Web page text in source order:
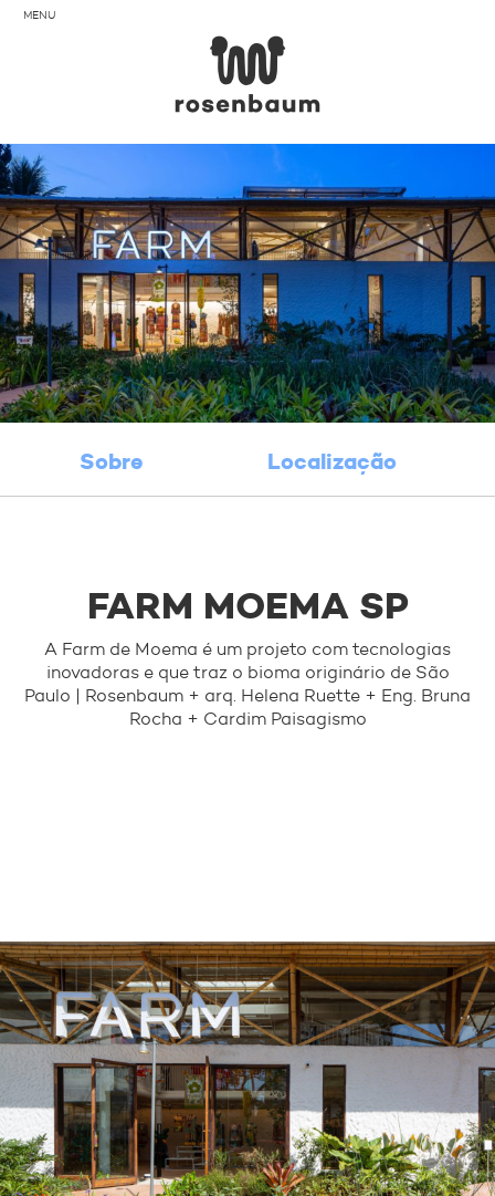
MENU
HOME
+
O ESCRITÓRIO
SOBRE
EQUIPE
PRÊMIOS
PALESTRAS E WORKSHOPS
PROJETOS
DESIGN
CONTATO
FALE CONOSCO
+
Sobre Localização
FARM MOEMA SP
A Farm de Moema é um projeto com tecnologias
inovadoras e que traz o bioma originário de São
Paulo | Rosenbaum + arq. Helena Ruette + Eng. Bruna
Rocha + Cardim Paisagismo